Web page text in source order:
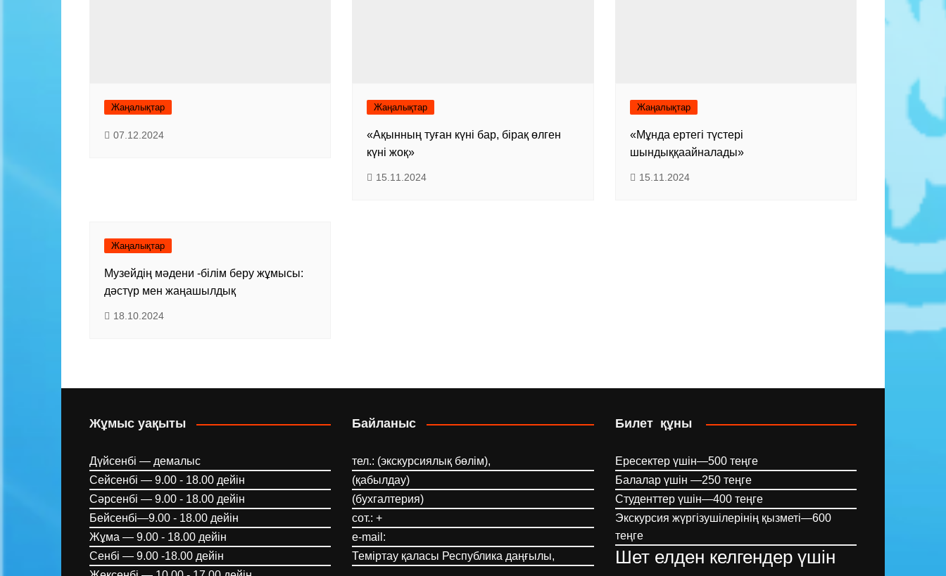
Жаңалықтар
07.12.2024
Жаңалықтар
«Ақынның туған күні бар, бірақ өлген
күні жоқ»
15.11.2024
Жаңалықтар
«Мұнда ертегі түстері
шындыққаайналады»
15.11.2024
Жаңалықтар
Музейдің мәдени -білім беру жұмысы:
дәстүр мен жаңашылдық
18.10.2024
Жұмыс уақыты
Дүйсенбі — демалыс
Сейсенбі — 9.00 - 18.00 дейін
Сәрсенбі — 9.00 - 18.00 дейін
Бейсенбі—9.00 - 18.00 дейін
Жұма — 9.00 - 18.00 дейін
Сенбі — 9.00 -18.00 дейін
Байланыс
тел.: (экскурсиялық бөлім),
(қабылдау)
(бухгалтерия)
сот.: +
e-mail:
Теміртау қаласы Республика даңғылы,
Билет құны
Ересектер үшін—500 теңге
Балалар үшін —250 теңге
Студенттер үшін—400 теңге
Экскурсия жүргізушілерінің қызметі—600
теңге
Шет елден келгендер үшін